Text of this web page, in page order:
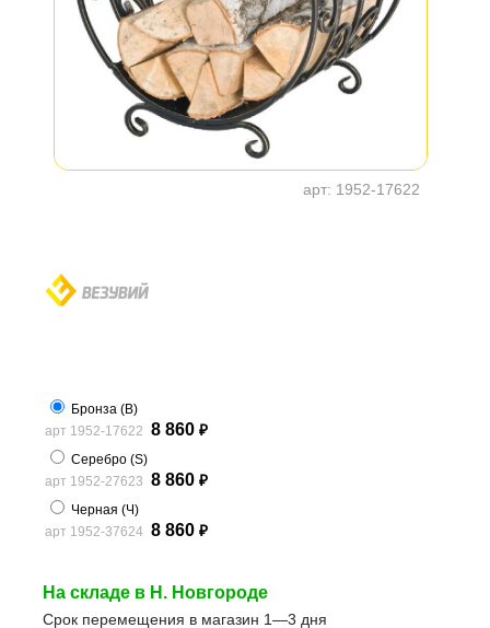
арт: 1952-17622
Бронза (B)
арт 1952-17622 8 860 ₽
Серебро (S)
арт 1952-27623 8 860 ₽
Черная (Ч)
арт 1952-37624 8 860 ₽
На складе в Н. Новгороде
Срок перемещения в магазин 1—3 дня